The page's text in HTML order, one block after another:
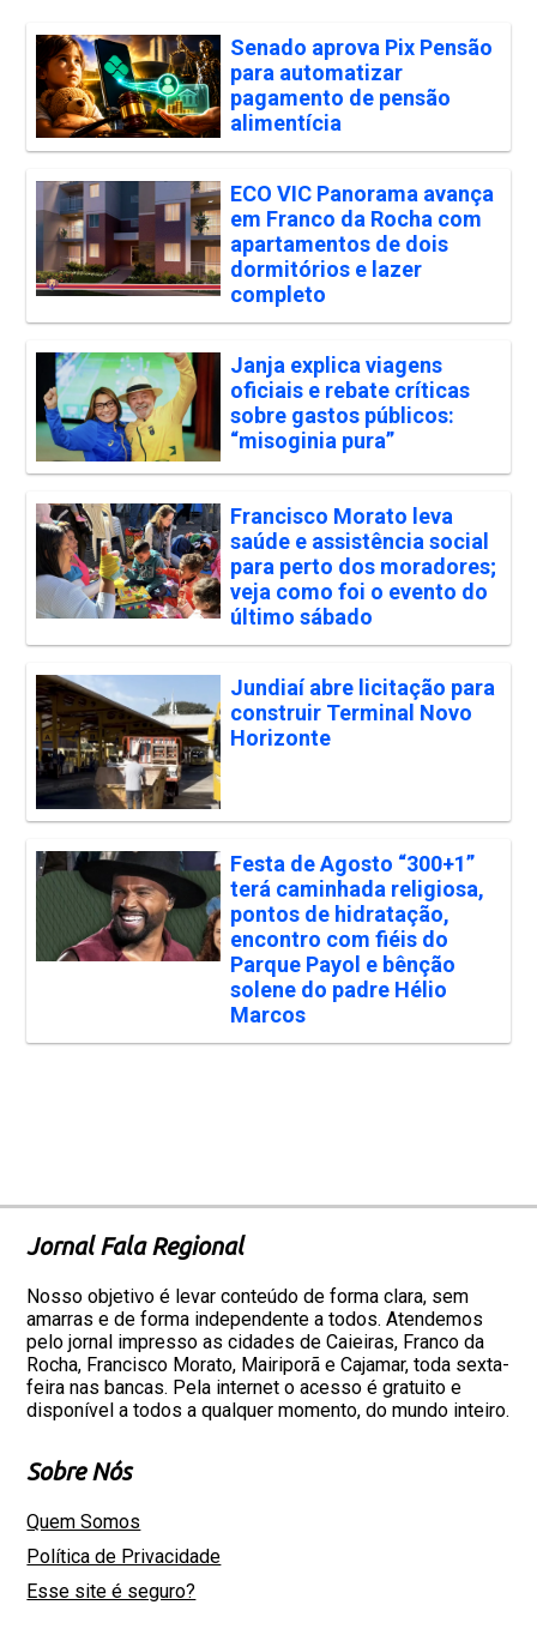
Senado aprova Pix Pensão
para automatizar
pagamento de pensão
alimentícia
ECO VIC Panorama avança
em Franco da Rocha com
apartamentos de dois
dormitórios e lazer
completo
Janja explica viagens
oficiais e rebate críticas
sobre gastos públicos:
“misoginia pura”
Francisco Morato leva
saúde e assistência social
para perto dos moradores;
veja como foi o evento do
último sábado
Jundiaí abre licitação para
construir Terminal Novo
Horizonte
Festa de Agosto “300+1”
terá caminhada religiosa,
pontos de hidratação,
encontro com fiéis do
Parque Payol e bênção
solene do padre Hélio
Marcos
Jornal Fala Regional
Nosso objetivo é levar conteúdo de forma clara, sem
amarras e de forma independente a todos. Atendemos
pelo jornal impresso as cidades de Caieiras, Franco da
Rocha, Francisco Morato, Mairiporã e Cajamar, toda sexta-
feira nas bancas. Pela internet o acesso é gratuito e
disponível a todos a qualquer momento, do mundo inteiro.
Sobre Nós
Quem Somos
Política de Privacidade
Esse site é seguro?